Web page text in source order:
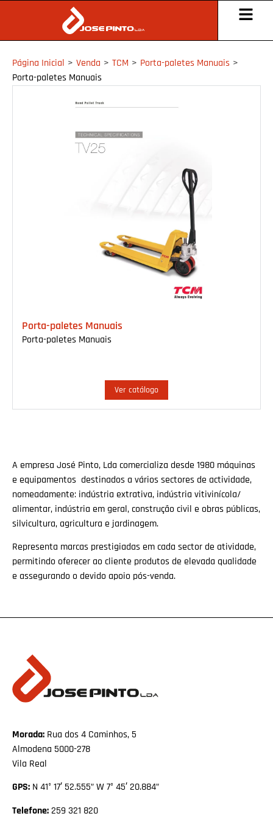
Página Inicial > Venda > TCM > Porta-paletes Manuais >
Porta-paletes Manuais
Porta-paletes Manuais
Porta-paletes Manuais
Ver catálogo
A empresa José Pinto, Lda comercializa desde 1980 máquinas
e equipamentos destinados a vários sectores de actividade,
nomeadamente: indústria extrativa, indústria vitivinícola/
alimentar, indústria em geral, construção civil e obras públicas,
silvicultura, agricultura e jardinagem.
Representa marcas prestigiadas em cada sector de atividade,
permitindo oferecer ao cliente produtos de elevada qualidade
e assegurando o devido apoio pós-venda.
Morada: Rua dos 4 Caminhos, 5
Almodena 5000-278
Vila Real
GPS: N 41° 17′ 52.555” W 7° 45′ 20.884”
Telefone:259 321 820